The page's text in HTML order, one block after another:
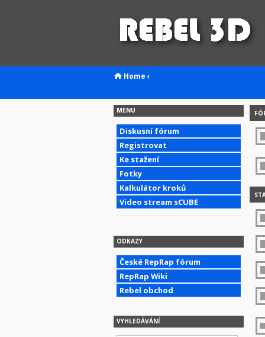
Home ‹
MENU
Diskusní fórum
Registrovat
Ke stažení
Fotky
Kalkulátor kroků
Video stream sCUBE
ODKAZY
České RepRap fórum
RepRap Wiki
Rebel obchod
VYHLEDÁVÁNÍ